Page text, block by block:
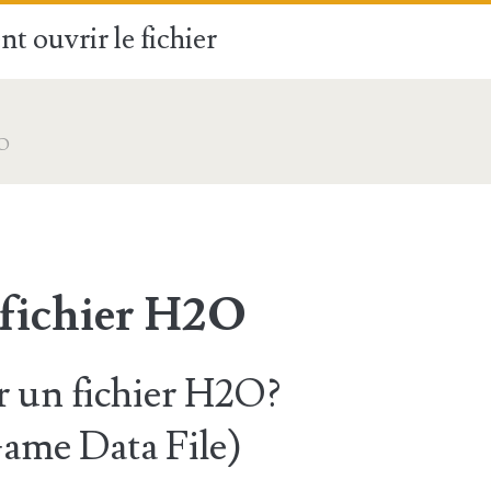
ouvrir le fichier
H2O
fichier H2O?
Data File)